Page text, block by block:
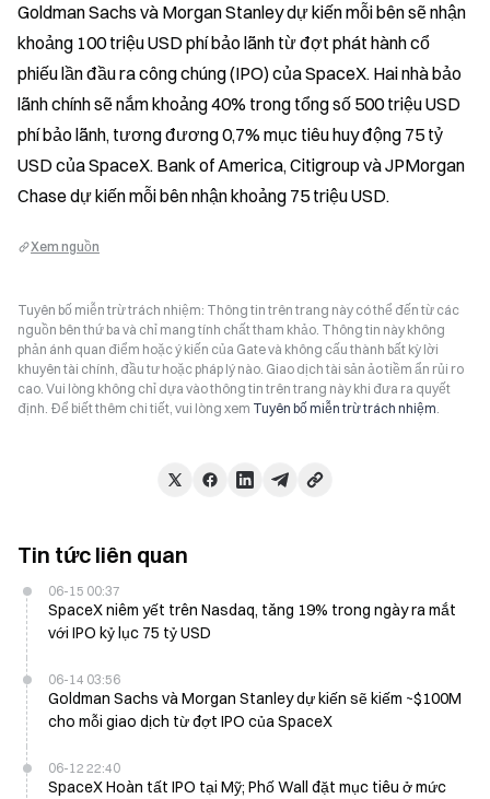
Goldman Sachs và Morgan Stanley dự kiến mỗi bên sẽ nhận
khoảng 100 triệu USD phí bảo lãnh từ đợt phát hành cổ
phiếu lần đầu ra công chúng (IPO) của SpaceX. Hai nhà bảo
lãnh chính sẽ nắm khoảng 40% trong tổng số 500 triệu USD
phí bảo lãnh, tương đương 0,7% mục tiêu huy động 75 tỷ
USD của SpaceX. Bank of America, Citigroup và JPMorgan
Chase dự kiến mỗi bên nhận khoảng 75 triệu USD.
Xem nguồn
Tuyên bố miễn trừ trách nhiệm: Thông tin trên trang này có thể đến từ các
nguồn bên thứ ba và chỉ mang tính chất tham khảo. Thông tin này không
phản ánh quan điểm hoặc ý kiến của Gate và không cấu thành bất kỳ lời
khuyên tài chính, đầu tư hoặc pháp lý nào. Giao dịch tài sản ảo tiềm ẩn rủi ro
cao. Vui lòng không chỉ dựa vào thông tin trên trang này khi đưa ra quyết
định. Để biết thêm chi tiết, vui lòng xem Tuyên bố miễn trừ trách nhiệm.
Tin tức liên quan
06-15 00:37
SpaceX niêm yết trên Nasdaq, tăng 19% trong ngày ra mắt
với IPO kỷ lục 75 tỷ USD
06-14 03:56
Goldman Sachs và Morgan Stanley dự kiến sẽ kiếm ~$100M
cho mỗi giao dịch từ đợt IPO của SpaceX
06-12 22:40
SpaceX Hoàn tất IPO tại Mỹ; Phố Wall đặt mục tiêu ở mức